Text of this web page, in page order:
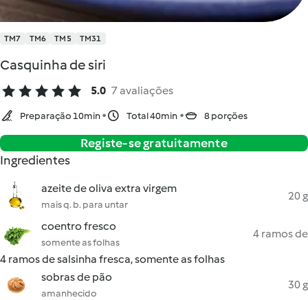
TM7 TM6 TM5 TM31
Casquinha de siri
5.0 7 avaliações
Preparação 10min Total 40min 8 porções
Registe-se gratuitamente
Ingredientes
azeite de oliva extra virgem
mais q. b. para untar
20 g
coentro fresco
somente as folhas
4 ramos de
4 ramos de salsinha fresca, somente as folhas
sobras de pão
amanhecido
30 g